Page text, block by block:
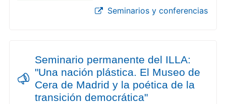
Seminarios y conferencias
Seminario permanente del ILLA:
"Una nación plástica. El Museo de
Cera de Madrid y la poética de la
transición democrática"